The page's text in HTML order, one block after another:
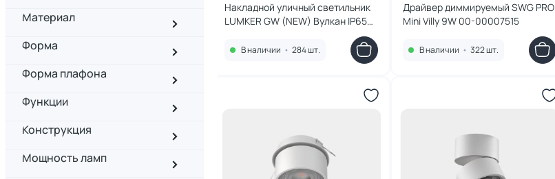
Материал
Форма
Форма плафона
Функции
Конструкция
Мощность ламп
Накладной уличный светильник
LUMKER GW (NEW) Вулкан IP65
В наличии • 284 шт.
Драйвер диммируемый SWG PRO
Mini Villy 9W 00-00007515
В наличии • 322 шт.